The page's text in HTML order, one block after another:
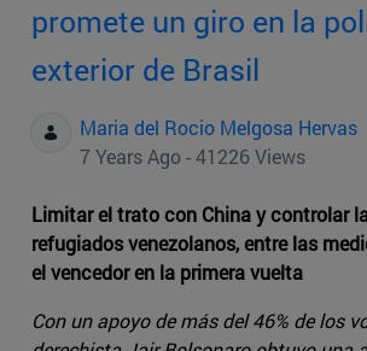
promete un giro en la
exterior de Brasil
Maria del Rocio Melgosa Hervas
7 Years Ago - 41226 Views
Limitar el trato con China y controlar
refugiados venezolanos, entre las
el vencedor en la primera vuelta
Con un apoyo de más del 46% de los